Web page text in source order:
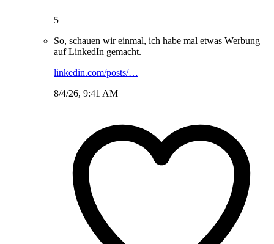
5
So, schauen wir einmal, ich habe mal etwas Werbung
auf LinkedIn gemacht.
linkedin.com/posts/…
8/4/26, 9:41 AM